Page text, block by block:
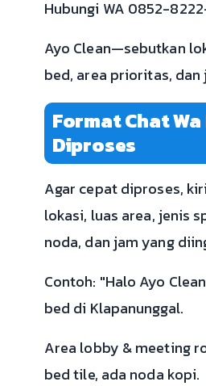
Hubungi WA 0852-
Ayo Clean—sebutkan
bed, area prioritas,
Format Chat
Diproses
Agar cepat diproses,
lokasi, luas area, jenis
noda, dan jam yang
Contoh: "Halo Ayo
bed di Klapanunggal.
Area lobby & meeting
bed tile, ada noda kopi.